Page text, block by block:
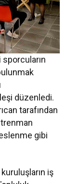
sporcuların
düzenledi.
tarafından
gibi
iş